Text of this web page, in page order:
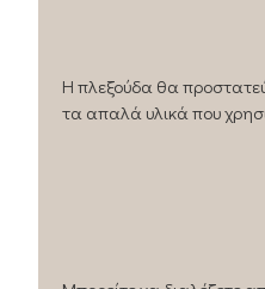
Η πλεξούδα θα
τα απαλά υλικά που